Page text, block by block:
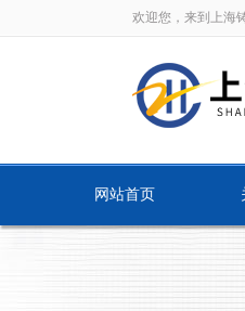
欢迎您，来到上海
网站首页